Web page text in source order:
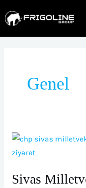
atla
Genel
Sivas
Sivas
Milletvekili
Ulaş